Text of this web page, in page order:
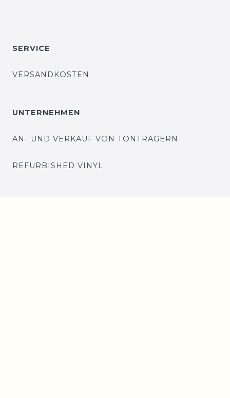
SERVICE
VERSANDKOSTEN
UNTERNEHMEN
AN- UND VERKAUF VON TONTRÄGERN
REFURBISHED VINYL